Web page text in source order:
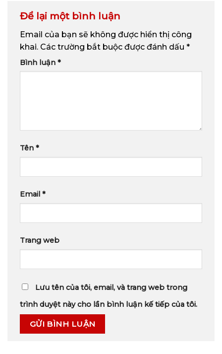
Để lại một bình luận
Email của bạn sẽ không được hiển thị công
khai. Các trường bắt buộc được đánh dấu *
Bình luận *
Tên *
Email *
Trang web
Lưu tên của tôi, email, và trang web trong
trình duyệt này cho lần bình luận kế tiếp của tôi.